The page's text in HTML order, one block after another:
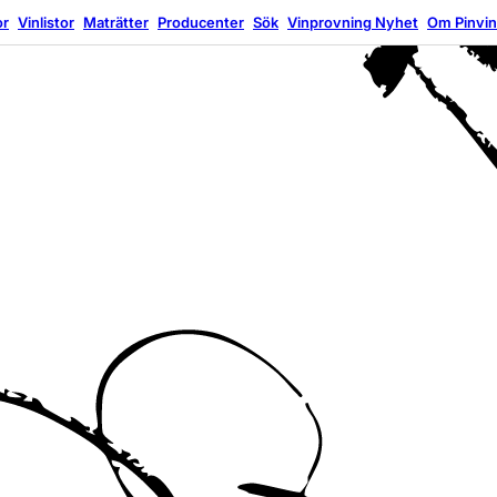
Vinlistor Maträtter Producenter Sök Vinprovning Nyhet Om